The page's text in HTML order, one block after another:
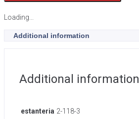
Loading...
Additional information
Additional information
estanteria 2-118-3